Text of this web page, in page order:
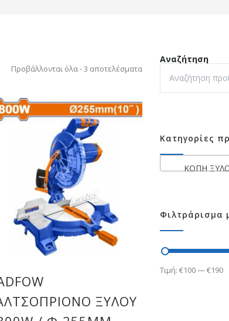
Προβάλλονται όλα - 3 αποτελέσματα
ΞΥΛΟΥ
Αναζήτηση
Κατηγορίες
ΚΟΠΗ
Φιλτράρισμα
Τιμή: €100—€190